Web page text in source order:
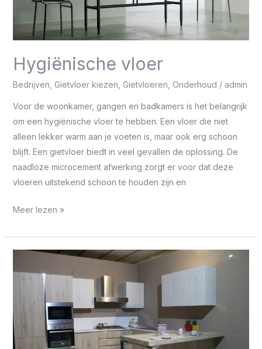
Hygiënische vloer
Bedrijven Gietvloer kiezen Gietvloeren Onderhoud / admin
Voor de woonkamer, gangen en badkamers is het belangrijk
om een hygiënische vloer te hebben. Een vloer die niet
alleen lekker warm aan je voeten is, maar ook erg schoon
blijft. Een gietvloer biedt in veel gevallen de oplossing. De
naadloze microcement afwerking zorgt er voor dat deze
vloeren uitstekend schoon te houden zijn en
Meer lezen »
Gietvloer
in
keuken